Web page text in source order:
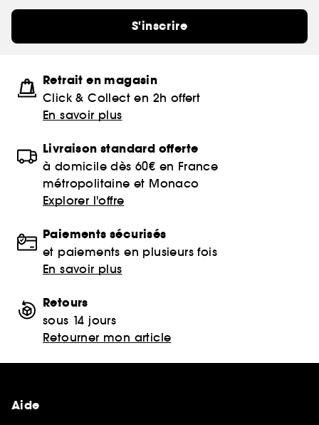
S'inscrire
Retrait en magasin
Click & Collect en 2h offert
En savoir plus
Livraison standard offerte
à domicile dès 60€ en France
métropolitaine et Monaco
Explorer l'offre
Paiements sécurisés
et paiements en plusieurs fois
En savoir plus
Retours
sous 14 jours
Retourner mon article
Aide